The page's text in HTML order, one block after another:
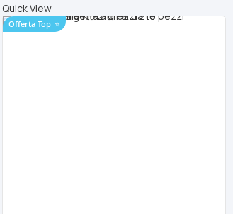
Quick View
Offerta Top ⭐